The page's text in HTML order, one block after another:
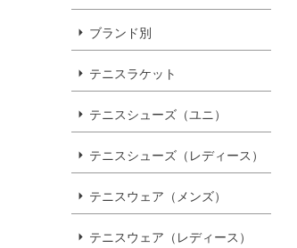
ブランド別
テニスラケット
テニスシューズ（ユニ）
テニスシューズ（レディース）
テニスウェア（メンズ）
テニスウェア（レディース）